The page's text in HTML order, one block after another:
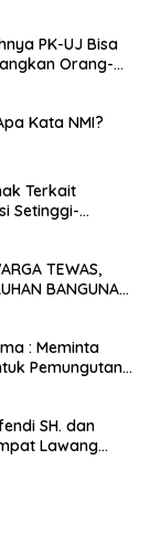
Kata NMI?
Terkait
Setinggi-
MK
TEWAS,
BANGUNAN
: Meminta
Pemungutan
SH. dan
Lawang